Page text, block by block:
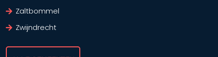
Zaltbommel
Zwijndrecht